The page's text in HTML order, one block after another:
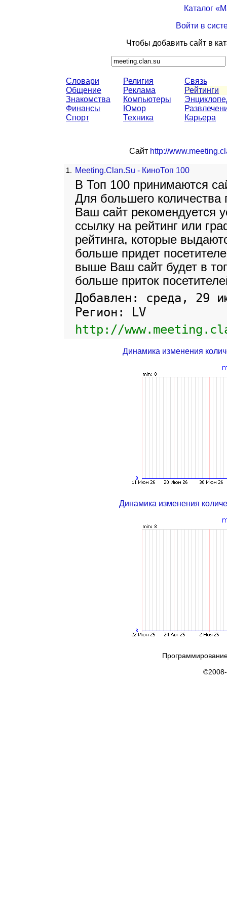
Каталог
Войти в
Чтобы добавить сайт в
Словари
Общение
Знакомства
Финансы
Спорт
Религия
Реклама
Компьютеры
Юмор
Техника
Связь
Рейтинги
Карьера
Сайт http://
1. Meeting.Clan.Su - КиноТоп 100
В Топ 100 принимаются
Для большего количества
Ваш сайт рекомендуется
ссылку на рейтинг или
рейтинга, которые
больше придет
выше Ваш сайт будет в
больше приток
Добавлен: среда, 29
Регион: LV
http://
Динамика изменения
Динамика изменения